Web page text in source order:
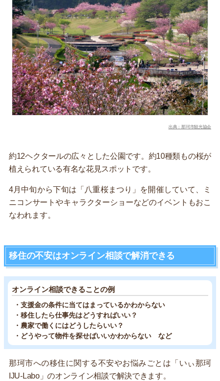
出典：那珂市観光協会
約12ヘクタールの広々とした公園です。約10種類もの桜が
植えられている有名な花見スポットです。
4月中旬から下旬は「八重桜まつり」を開催していて、ミ
ニコンサートやキャラクターショーなどのイベントもおこ
なわれます。
移住の不安はオンライン相談で解消できる
オンライン相談できることの例
・支援金の条件に当てはまっているかわからない
・移住したら仕事先はどうすればいい？
・農家で働くにはどうしたらいい？
・どうやって物件を探せばいいかわからない など
那珂市への移住に関する不安やお悩みごとは「いぃ那珂
IJU-Labo」のオンライン相談で解決できます。